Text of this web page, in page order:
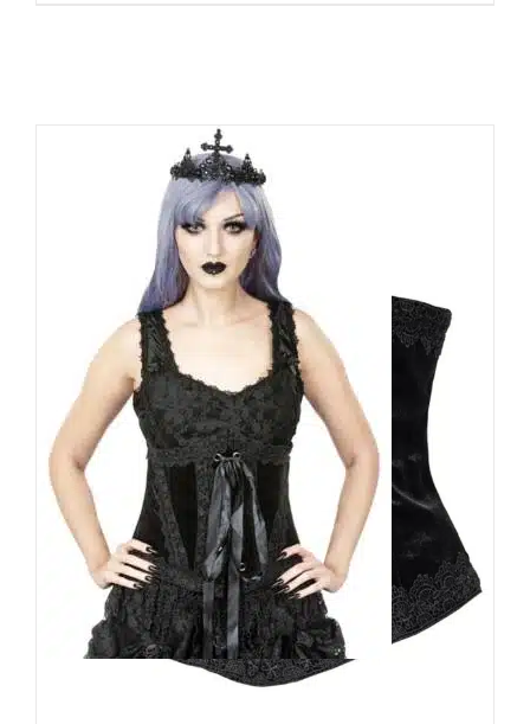
Sinister Taillenmieder Kiccy